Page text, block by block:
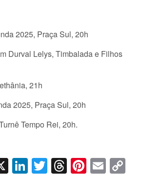
2025, Praça Sul, 20h
Durval Lelys, Timbalada e Filhos
21h
2025, Praça Sul, 20h
Tempo Rei, 20h.
X LinkedIn
Twitter
Threads